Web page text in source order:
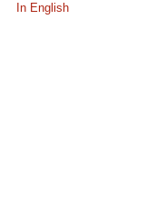
In English